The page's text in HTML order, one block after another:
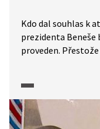
Kdo dal souhlas k
prezidenta
proveden.
nekolaborují s